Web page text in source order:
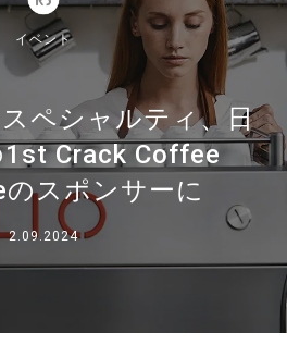
イベント
ペシャルティ、日
1st Crack Coffee
スポンサーに
2.09.2024